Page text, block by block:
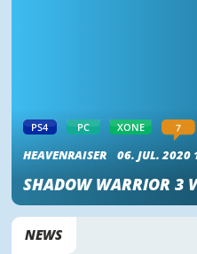
PS4 PC XONE 7
HEAVENRAISER 06. JUL. 2020
SHADOW WARRIOR 3
NEWS